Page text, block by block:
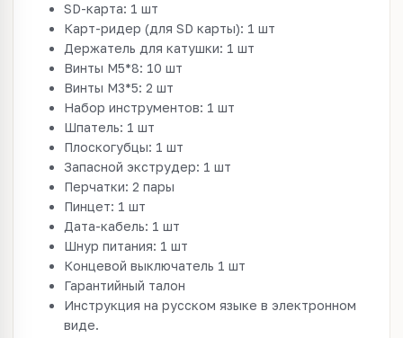
SD-карта: 1 шт
Карт-ридер (для SD карты): 1 шт
Держатель для катушки: 1 шт
Винты M5*8: 10 шт
Винты M3*5: 2 шт
Набор инструментов: 1 шт
Шпатель: 1 шт
Плоскогубцы: 1 шт
Запасной экструдер: 1 шт
Перчатки: 2 пары
Пинцет: 1 шт
Дата-кабель: 1 шт
Шнур питания: 1 шт
Концевой выключатель 1 шт
Гарантийный талон
Инструкция на русском языке в электронном
виде.